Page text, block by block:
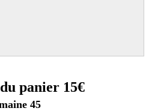
panier 15€
45